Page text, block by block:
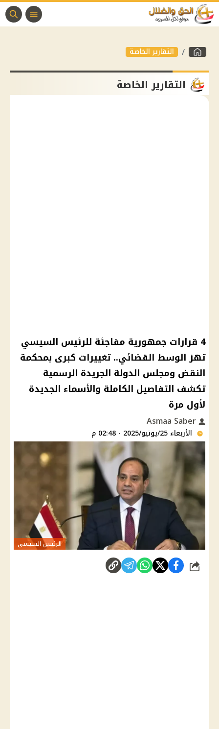
التقارير الخاصة
التقارير الخاصة
4 قرارات جمهورية مفاجئة للرئيس السيسي
تهز الوسط القضائي.. تغييرات كبرى بمحكمة
النقض ومجلس الدولة الجريدة الرسمية
تكشف التفاصيل الكاملة والأسماء الجديدة
لأول مرة
الأربعاء 25/يونيو/2025 - 02:48 م
الرئيس السيسي
شارك